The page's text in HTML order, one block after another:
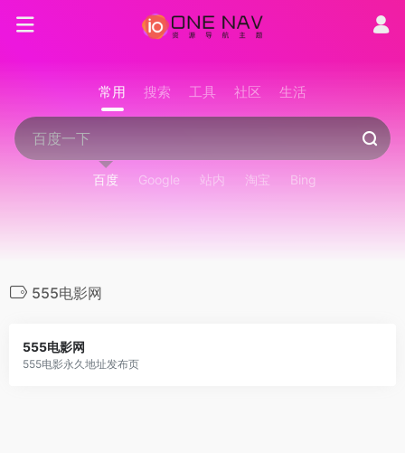
常用 搜索 工具 社区 生活
百度 Google 站内 淘宝 Bing
555电影网
555电影网
555电影永久地址发布页